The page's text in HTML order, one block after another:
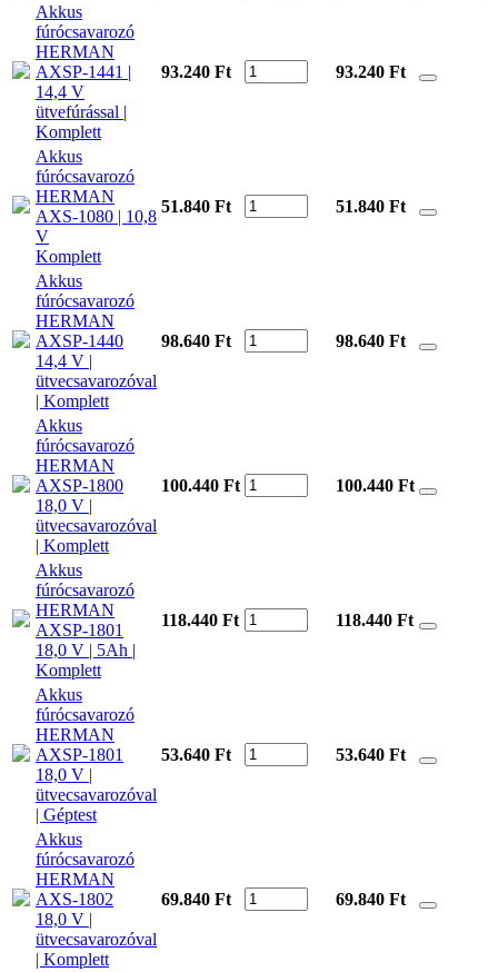
Akkus
fúrócsavarozó
HERMAN
AXSP-1441 |
14,4 V
ütvefúrással |
Komplett
93.240 Ft 93.240 Ft
Akkus
fúrócsavarozó
HERMAN
AXS-1080 | 10,8
V
Komplett
51.840 Ft 51.840 Ft
Akkus
fúrócsavarozó
HERMAN
AXSP-1440
14,4 V |
ütvecsavarozóval
| Komplett
98.640 Ft 98.640 Ft
Akkus
fúrócsavarozó
HERMAN
AXSP-1800
18,0 V |
ütvecsavarozóval
| Komplett
100.440 Ft 100.440 Ft
Akkus
fúrócsavarozó
HERMAN
AXSP-1801
18,0 V | 5Ah |
Komplett
118.440 Ft 118.440 Ft
Akkus
fúrócsavarozó
HERMAN
AXSP-1801
18,0 V |
ütvecsavarozóval
| Géptest
53.640 Ft 53.640 Ft
Akkus
fúrócsavarozó
HERMAN
AXS-1802
18,0 V |
ütvecsavarozóval
| Komplett
69.840 Ft 69.840 Ft